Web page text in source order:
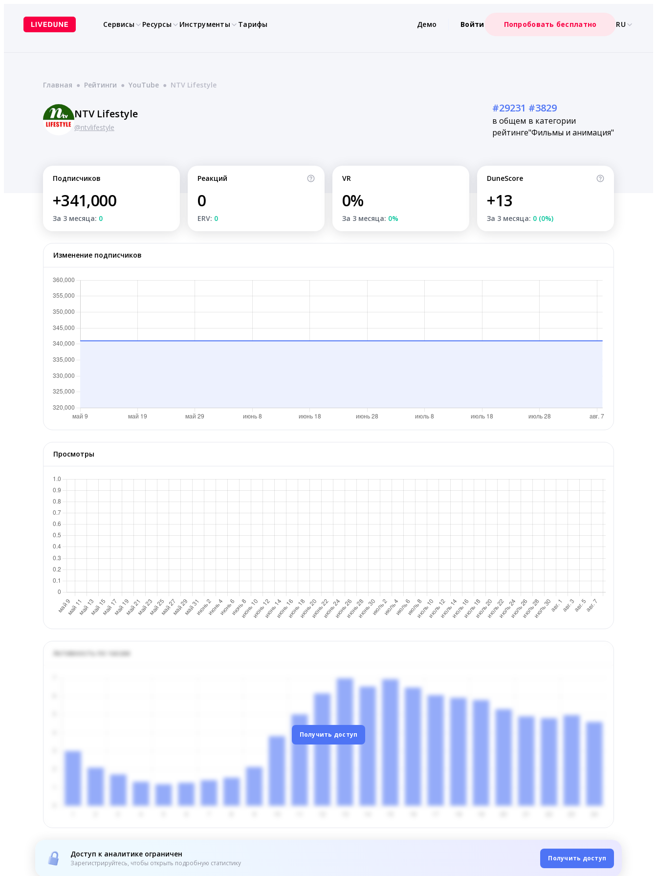
содержимому
Сервисы Ресурсы Инструменты Тарифы Демо Войти Попробовать бесплатно RU
Главная ● Рейтинги ● YouTube ● NTV Lifestyle
NTV Lifestyle
@ntvlifestyle
#29231
в общем
рейтинге
#3829
в категории
"Фильмы и анимация"
Подписчиков
+341,000
За 3 месяца: 0
Реакций
0
ERV: 0
VR
0%
За 3 месяца: 0%
DuneScore
+13
За 3 месяца: 0 (0%)
Изменение подписчиков
Просмотры
Активность по часам
Получить доступ
Доступ к аналитике ограничен
Зарегистрируйтесь, чтобы открыть подробную статистику
Получить доступ